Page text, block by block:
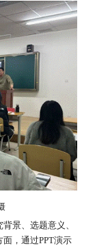
景、选题意义、
，通过PPT演示